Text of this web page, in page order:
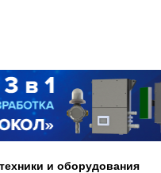
и оборудования